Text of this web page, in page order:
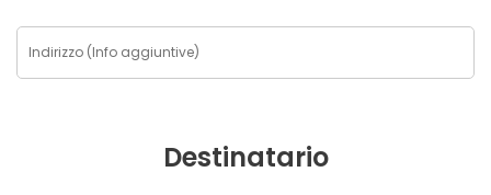
Destinatario